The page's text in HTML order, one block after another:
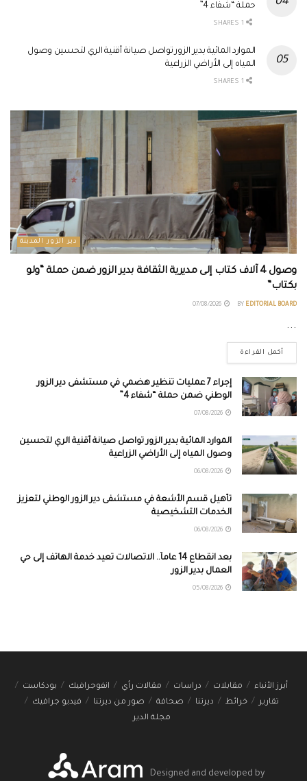
حملة “شفاء 4”
الموارد المائية بدير الزور تواصل صيانة أقنية الري لتحسين وصول
المياه إلى الأراضي الزراعية
دير الزور المدينة
وصول 4 آلاف كتاب إلى مديرية الثقافة بدير الزور ضمن حملة “ولو
بكتاب”
BY EDITORIAL BOARD
...
أكمل القراءة
إجراء 7 عمليات تنظير هضمي في مستشفى دير الزور
الوطني ضمن حملة “شفاء 4”
الموارد المائية بدير الزور تواصل صيانة أقنية الري لتحسين
وصول المياه إلى الأراضي الزراعية
تأهيل قسم الأشعة في مستشفى دير الزور الوطني لتعزيز
الخدمات التشخيصية
بعد انقطاع 14 عاماً.. الاتصالات تعيد خدمة الهاتف إلى حي
العمال بدير الزور
أبرز الأنباء مقابلات دراسات مقالات رأي انفوجرافيك
بودكاست
تقارير
خرائط ديرتنا صحافة صور من ديرتنا
فيديو جرافيك
مجلة الدير
Designed and developed by